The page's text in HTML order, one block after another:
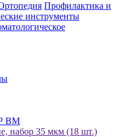
Профилактика и
инструменты
ВМ
набор 35 мкм (18 шт.)